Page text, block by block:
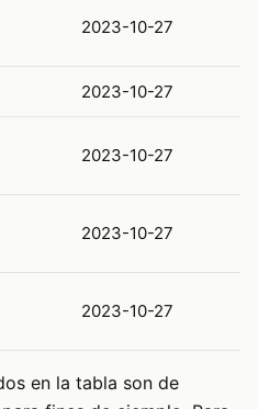
2023-10-27
2023-10-27
2023-10-27
2023-10-27
2023-10-27
en la tabla son de